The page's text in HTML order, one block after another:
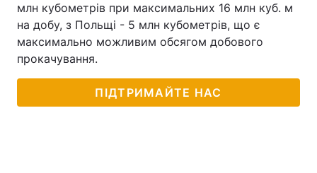
млн кубометрів при максимальних 16 млн куб. м
на добу, з Польщі - 5 млн кубометрів, що є
максимально можливим обсягом добового
прокачування.
ПІДТРИМАЙТЕ НАС